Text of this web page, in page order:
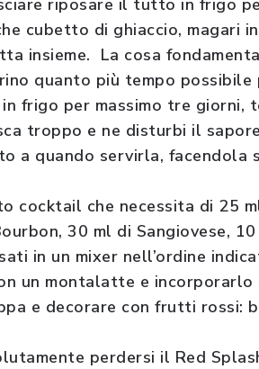
riposare il tutto in frigo
cubetto di ghiaccio, magari
insieme. La cosa
quanto più tempo
frigo per massimo tre giorni,
troppo e ne disturbi il
a quando servirla, facendola
cocktail che necessita di 25
30 ml di Sangiovese,
in un mixer nell’ordine
un montalatte e
e decorare con frutti rossi:
perdersi il Red